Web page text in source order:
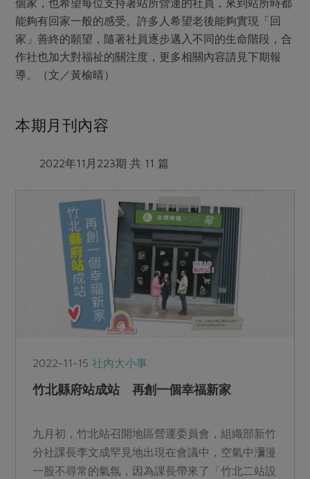
個家，也希望每位支持著站所營運的社員，來到站所時都
能夠有回家一般的感受。許多人希望老後能夠實現「回
家」善終的願望，隨著社員逐步邁入不同的生命階段，合
作社也加大對福祉的關注度，更多相關內容請見下期報
導。（文／黃榆晴）
本期月刊內容
2022年11月223期 共 11 篇
2022-11-15社內大小事
竹北縣府站成站 再創一個幸福新家
九月初，竹北站召開地區營運委員會，組織部新竹
分社課長李文成罕見地出現在會議中，空氣中瀰漫
一股不尋常的氣氛，因為課長帶來了「竹北二站設